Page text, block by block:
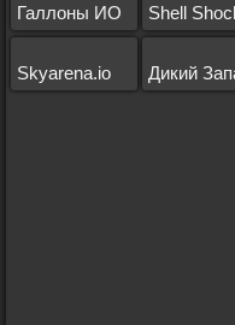
Галлоны ИО Shell
Skyarena.io Дикий